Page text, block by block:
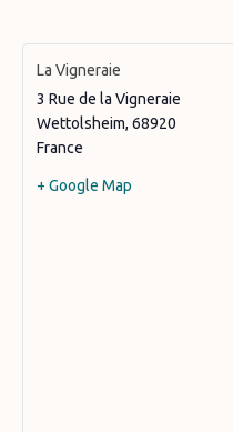
La Vigneraie
3 Rue de la Vigneraie
Wettolsheim, 68920
France
+ Google Map